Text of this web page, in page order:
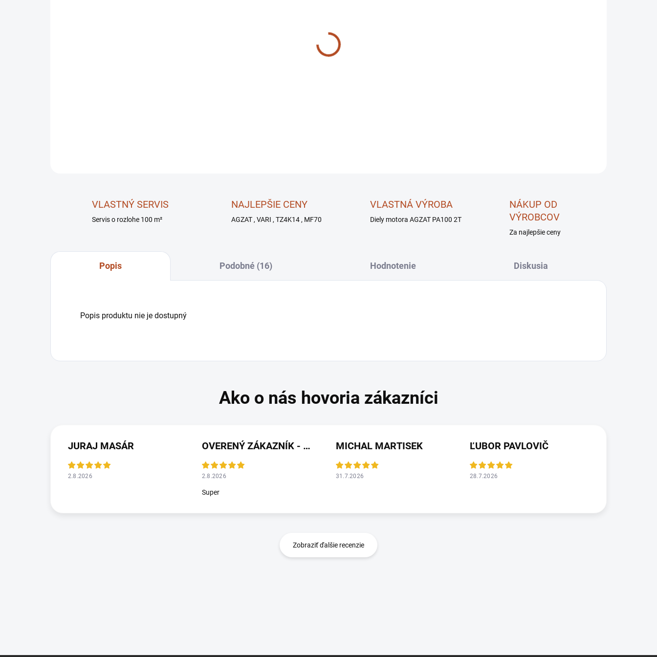
VLASTNÝ SERVIS
Servis o rozlohe 100 m²
NAJLEPŠIE CENY
AGZAT , VARI , TZ4K14 , MF70
VLASTNÁ VÝROBA
Diely motora AGZAT PA100 2T
NÁKUP OD
VÝROBCOV
Za najlepšie ceny
Popis Podobné (16) Hodnotenie Diskusia
Popis produktu nie je dostupný
JURAJ MASÁR
2.8.2026
OVERENÝ ZÁKAZNÍK - HEUREKA
2.8.2026
Super
MICHAL MARTISEK
31.7.2026
ĽUBOR PAVLOVIČ
28.7.2026
Zobraziť ďalšie recenzie